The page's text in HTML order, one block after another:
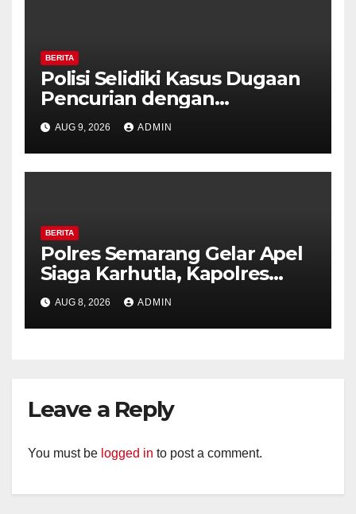
BERITA
Polisi Selidiki Kasus Dugaan
Pencurian dengan
Kekerasan di Counter HP
Royal Phone Ambarawa.
AUG 9, 2026 ADMIN
BERITA
Polres Semarang Gelar Apel
Siaga Karhutla, Kapolres
Tekankan Sinergi dan
Kesiapsiagaan Hadapi Musim
Kemarau.
AUG 8, 2026 ADMIN
Leave a Reply
You must be logged in to post a comment.